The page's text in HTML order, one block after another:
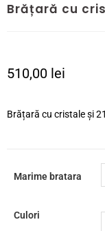
Brățară cu
510,00 lei
Brățară cu cristale și
Marime bratara
Culori